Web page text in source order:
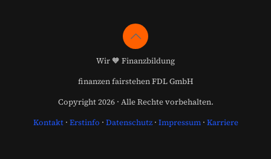
Wir 🧡 Finanzbildung
finanzen fairstehen FDL GmbH
Copyright 2026 · Alle Rechte vorbehalten.
Kontakt· Erstinfo · Datenschutz· Impressum· Karriere